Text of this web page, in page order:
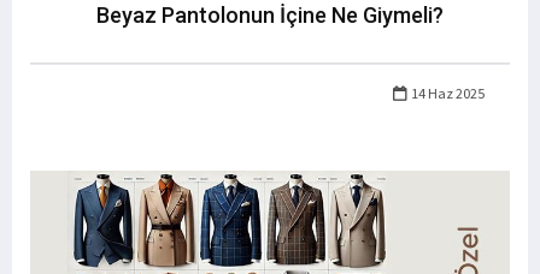
Beyaz Pantolonun İçine Ne Giymeli?
14 Haz 2025